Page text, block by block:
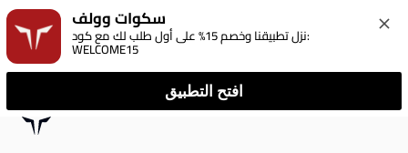
سكوات وولف
نزل تطبيقنا وخصم 15% على أول طلب لك مع كود:
WELCOME15
افتح التطبيق